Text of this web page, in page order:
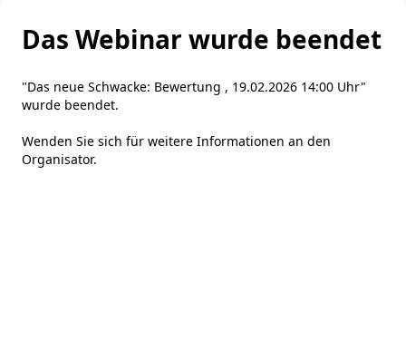
Das Webinar wurde beendet
"Das neue Schwacke: Bewertung , 19.02.2026 14:00 Uhr"
wurde beendet.
Wenden Sie sich für weitere Informationen an den
Organisator.